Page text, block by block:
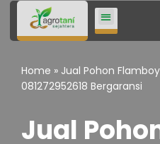
Lompat
konten
Home » Jual Pohon
081272952618 Bergaransi
Jual